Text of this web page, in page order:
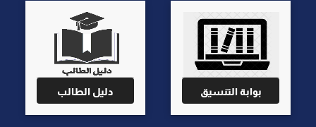
بوابة التنسيق دليل الطالب